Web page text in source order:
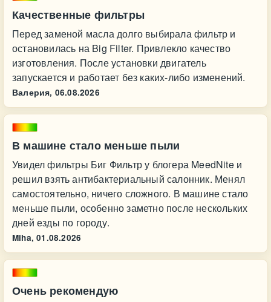
Качественные фильтры
Перед заменой масла долго выбирала фильтр и
остановилась на Big Filter. Привлекло качество
изготовления. После установки двигатель
запускается и работает без каких-либо изменений.
Валерия, 06.08.2026
В машине стало меньше пыли
Увидел фильтры Биг Фильтр у блогера MeedNite и
решил взять антибактериальный салонник. Менял
самостоятельно, ничего сложного. В машине стало
меньше пыли, особенно заметно после нескольких
дней езды по городу.
Miha, 01.08.2026
Очень рекомендую